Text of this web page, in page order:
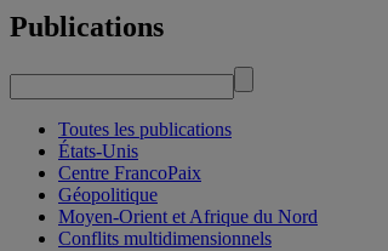
Publications
Toutes les publications
États-Unis
Centre FrancoPaix
Géopolitique
Moyen-Orient et Afrique du Nord
Conflits multidimensionnels